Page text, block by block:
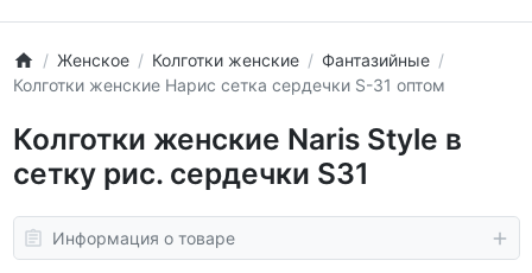
Женское Колготки женские
Фантазийные
Колготки женские Нарис сетка сердечки S-31 оптом
Колготки женские Naris Style в
сетку рис. сердечки S31
Информация о товаре